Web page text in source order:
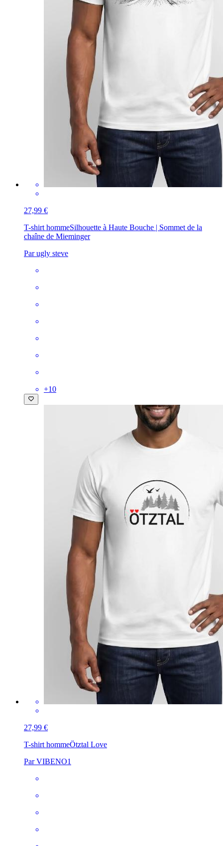
27,99 €
T-shirt hommeSilhouette à Haute Bouche | Sommet de la
chaîne de Mieminger
Par ugly steve
+10
27,99 €
T-shirt hommeÖtztal Love
Par VIBENO1